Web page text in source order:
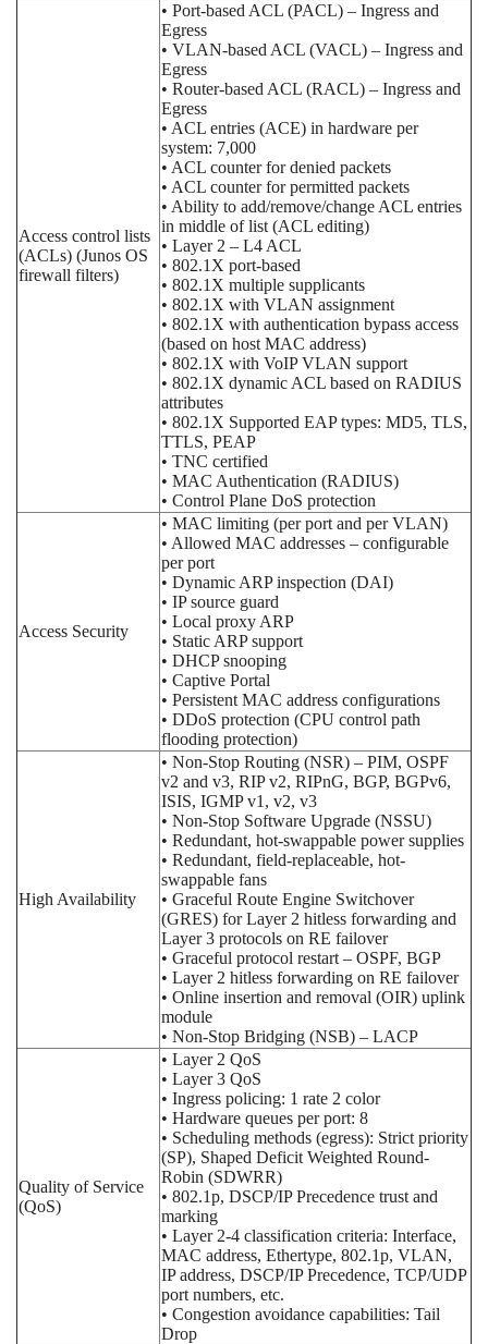
Access control lists
(ACLs) (Junos OS
firewall filters)
• Port-based ACL (PACL) – Ingress and
Egress
• VLAN-based ACL (VACL) – Ingress and
Egress
• Router-based ACL (RACL) – Ingress and
Egress
• ACL entries (ACE) in hardware per
system: 7,000
• ACL counter for denied packets
• ACL counter for permitted packets
• Ability to add/remove/change ACL entries
in middle of list (ACL editing)
• Layer 2 – L4 ACL
• 802.1X port-based
• 802.1X multiple supplicants
• 802.1X with VLAN assignment
• 802.1X with authentication bypass access
(based on host MAC address)
• 802.1X with VoIP VLAN support
• 802.1X dynamic ACL based on RADIUS
attributes
• 802.1X Supported EAP types: MD5, TLS,
TTLS, PEAP
• TNC certified
• MAC Authentication (RADIUS)
• Control Plane DoS protection
Access Security
• MAC limiting (per port and per VLAN)
• Allowed MAC addresses – configurable
per port
• Dynamic ARP inspection (DAI)
• IP source guard
• Local proxy ARP
• Static ARP support
• DHCP snooping
• Captive Portal
• Persistent MAC address configurations
• DDoS protection (CPU control path
flooding protection)
High Availability
• Non-Stop Routing (NSR) – PIM, OSPF
v2 and v3, RIP v2, RIPnG, BGP, BGPv6,
ISIS, IGMP v1, v2, v3
• Non-Stop Software Upgrade (NSSU)
• Redundant, hot-swappable power supplies
• Redundant, field-replaceable, hot-
swappable fans
• Graceful Route Engine Switchover
(GRES) for Layer 2 hitless forwarding and
Layer 3 protocols on RE failover
• Graceful protocol restart – OSPF, BGP
• Layer 2 hitless forwarding on RE failover
• Online insertion and removal (OIR) uplink
module
• Non-Stop Bridging (NSB) – LACP
Quality of Service
(QoS)
• Layer 2 QoS
• Layer 3 QoS
• Ingress policing: 1 rate 2 color
• Hardware queues per port: 8
• Scheduling methods (egress): Strict priority
(SP), Shaped Deficit Weighted Round-
Robin (SDWRR)
• 802.1p, DSCP/IP Precedence trust and
marking
• Layer 2-4 classification criteria: Interface,
MAC address, Ethertype, 802.1p, VLAN,
IP address, DSCP/IP Precedence, TCP/UDP
port numbers, etc.
• Congestion avoidance capabilities: Tail
Drop